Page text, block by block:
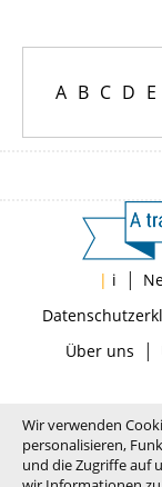
A B C D E
| i |
Über uns |
Wir verwenden
personalisieren,
und die Zugriffe auf